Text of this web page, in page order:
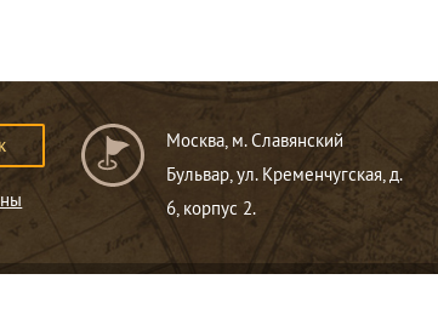
Москва, м. Славянский
Бульвар, ул. Кременчугская, д.
6, корпус 2.